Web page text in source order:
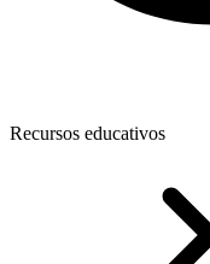
Recursos educativos